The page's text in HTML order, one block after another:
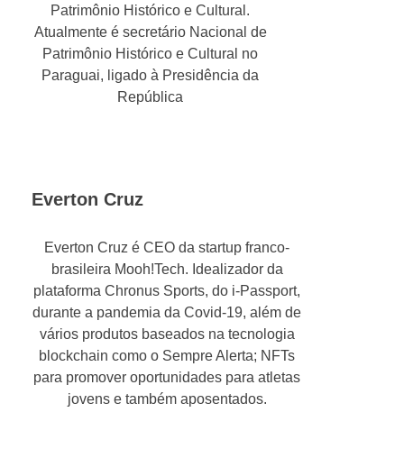
Patrimônio Histórico e Cultural.
Atualmente é secretário Nacional de
Patrimônio Histórico e Cultural no
Paraguai, ligado à Presidência da
República
Everton Cruz
Everton Cruz é CEO da startup franco-
brasileira Mooh!Tech. Idealizador da
plataforma Chronus Sports, do i-Passport,
durante a pandemia da Covid-19, além de
vários produtos baseados na tecnologia
blockchain como o Sempre Alerta; NFTs
para promover oportunidades para atletas
jovens e também aposentados.